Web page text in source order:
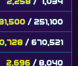
/ 251,100
/ 670,521
2,696 / 8,040